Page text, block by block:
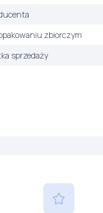
zbiorczym
sprzedaży